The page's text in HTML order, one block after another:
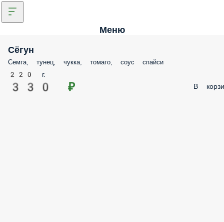
Меню
Сёгун
Семга, тунец, чукка, томаго, соус спайси
220 г.
330 ₽ В